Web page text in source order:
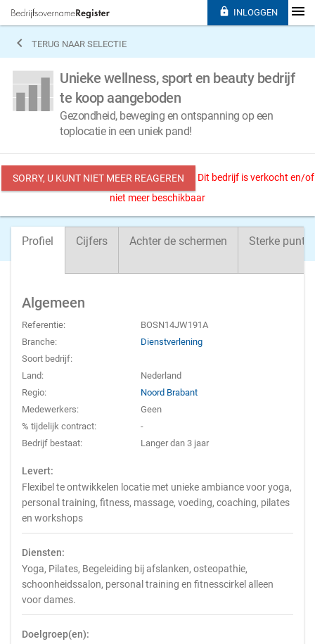
 TERUG NAAR SELECTIE
Unieke wellness, sport en beauty bedrijf
te koop aangeboden
Gezondheid, beweging en ontspanning op een
toplocatie in een uniek pand!
SORRY, U KUNT NIET MEER REAGEREN
Dit bedrijf is verkocht en/of
niet meer beschikbaar
Profiel Cijfers Achter de schermen Sterke
Algemeen
Referentie:
BOSN14JW191A
Branche:
Dienstverlening
Soort bedrijf:
Land:
Nederland
Regio:
Noord Brabant
Medewerkers:
Geen
% tijdelijk contract:
-
Bedrijf bestaat:
Langer dan 3 jaar
Levert:
Flexibel te ontwikkelen locatie met unieke ambiance voor yoga,
personal training, fitness, massage, voeding, coaching, pilates
en workshops
Diensten:
Yoga, Pilates, Begeleiding bij afslanken, osteopathie,
schoonheidssalon, personal training en fitnesscirkel alleen
voor dames.
Doelgroep(en):
 INLOGGEN